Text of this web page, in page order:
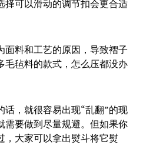
择可以滑动的调节扣会更合适
面料和工艺的原因，导致褶子
毛毡料的款式，怎么压都没办
话，就很容易出现“乱翻”的现
需要做到尽量规避。但如果你
，大家可以拿出熨斗将它熨